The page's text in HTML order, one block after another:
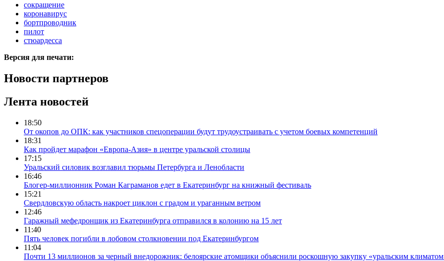
сокращение
коронавирус
бортпроводник
пилот
стюардесса
Версия для печати:
Новости партнеров
Лента новостей
18:50
От окопов до ОПК: как участников спецоперации будут трудоустраивать с учетом боевых компетенций
18:31
Как пройдет марафон «Европа-Азия» в центре уральской столицы
17:15
Уральский силовик возглавил тюрьмы Петербурга и Ленобласти
16:46
Блогер-миллионник Роман Каграманов едет в Екатеринбург на книжный фестиваль
15:21
Свердловскую область накроет циклон с градом и ураганным ветром
12:46
Гаражный мефедронщик из Екатеринбурга отправился в колонию на 15 лет
11:40
Пять человек погибли в лобовом столкновении под Екатеринбургом
11:04
Почти 13 миллионов за черный внедорожник: белоярские атомщики объяснили роскошную закупку «уральским